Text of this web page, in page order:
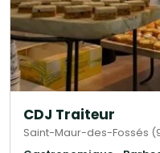
CDJ Traiteur
Saint-Maur-des-Fossés